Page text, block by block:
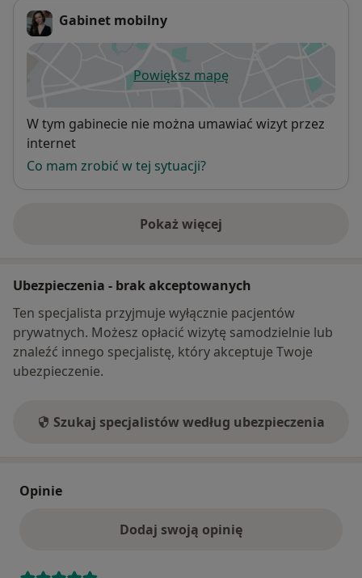
Gabinet mobilny
Powiększ mapęotwiera się w nowej karcie
Dostępność
W tym gabinecie nie można umawiać wizyt przez
internet
Co mam zrobić w tej sytuacji?
Pokaż więcej
o adresie
Ubezpieczenia - brak akceptowanych
Ten specjalista przyjmuje wyłącznie pacjentów
prywatnych. Możesz opłacić wizytę samodzielnie lub
znaleźć innego specjalistę, który akceptuje Twoje
ubezpieczenie.
Szukaj specjalistów według ubezpieczenia
Opinie
Dodaj swoją opinię